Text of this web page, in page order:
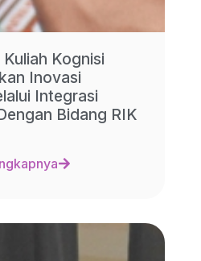
Kognisi
Inovasi
Integrasi
Bidang RIK